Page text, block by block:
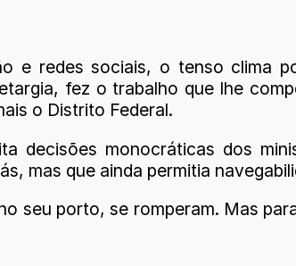
e redes sociais, o tenso clima
fez o trabalho que lhe
o Distrito Federal.
decisões monocráticas dos
mas que ainda permitia
seu porto, se romperam. Mas